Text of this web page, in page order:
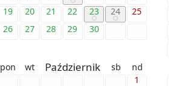
19
20 21 22 23 24
25
26
27 28 29 30
pon wt Październik sb
nd
1